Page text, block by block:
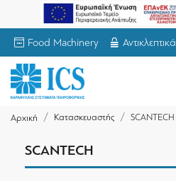
Food Machinery Αντικλεπτικά
Αρχική Κατασκευαστής SCANTECH
SCANTECH